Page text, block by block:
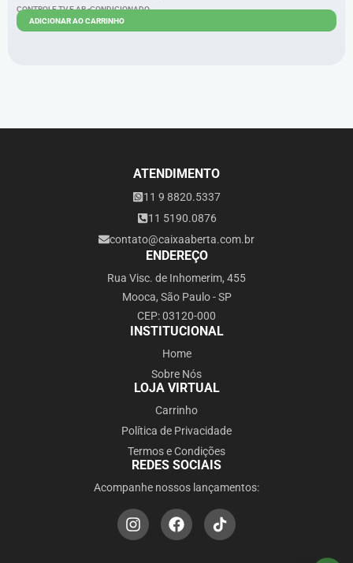
CONTROLE TV E AR -CONDICIONADO
ADICIONAR AO CARRINHO
ATENDIMENTO
11 9 8820.5337
11 5190.0876
contato@caixaaberta.com.br
ENDEREÇO
Rua Visc. de Inhomerim, 455
Mooca, São Paulo - SP
CEP: 03120-000
INSTITUCIONAL
Home
Sobre Nós
LOJA VIRTUAL
Carrinho
Política de Privacidade
Termos e Condições
REDES SOCIAIS
Acompanhe nossos lançamentos: